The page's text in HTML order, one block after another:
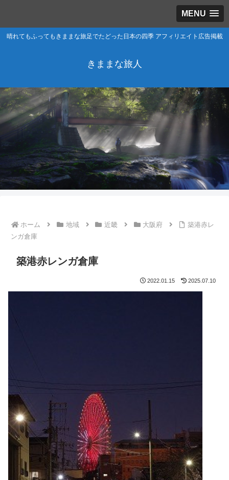
MENU
晴れてもふってもきままな旅足でたどった日本の四季 アフィリエイト広告掲載
きままな旅人
ホーム 地域 近畿 大阪府
築港赤レ
ンガ倉庫
築港赤レンガ倉庫
2022.01.15 2025.07.10